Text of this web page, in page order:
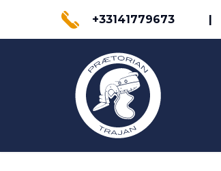
+33141779673 |